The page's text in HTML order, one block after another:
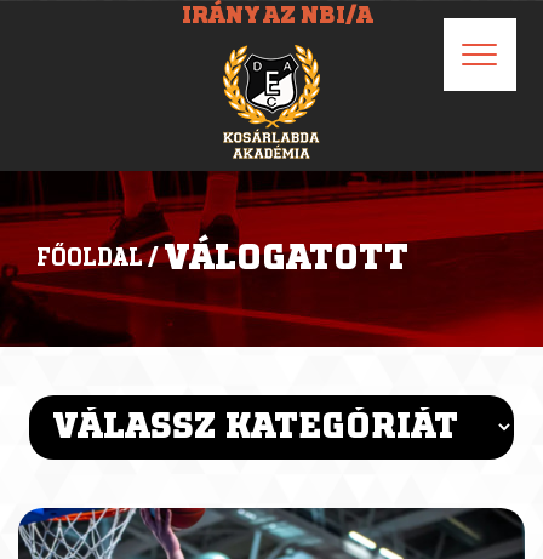
IRÁNY AZ NBI/A
FŐOLDAL / VÁLOGATOTT